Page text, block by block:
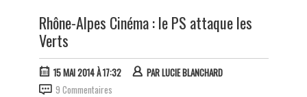
Rhône-Alpes Cinéma : le PS attaque les
Verts
15 MAI 2014 À 17:32 PARLUCIE BLANCHARD
9 Commentaires